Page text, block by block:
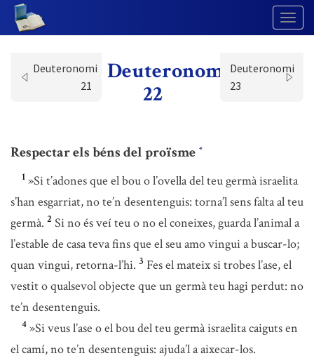
Deuteronomi
21
Deuteronomi
22
Deuteronomi
23
Respectar els béns del proïsme *
1 »Si t’adones que el bou o l’ovella del teu germà israelita
s’han esgarriat, no te’n desentenguis: torna’l sens falta al teu
germà. 2 Si no és veí teu o no el coneixes, guarda l’animal a
l’estable de casa teva fins que el seu amo vingui a buscar-lo;
quan vingui, retorna-l’hi. 3 Fes el mateix si trobes l’ase, el
vestit o qualsevol objecte que un germà teu hagi perdut: no
te’n desentenguis.
4 »Si veus l’ase o el bou del teu germà israelita caiguts en
el camí, no te’n desentenguis: ajuda’l a aixecar-los.